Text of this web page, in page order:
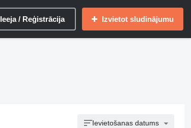
Ieeja / Reģistrācija Izvietot sludinājumu
Ievietošanas datums